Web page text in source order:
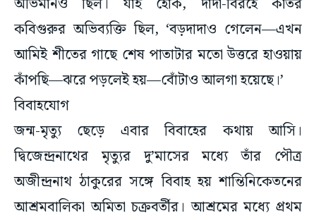
কবিগুরুর অভিব্যক্তি ছিল, ‘বড়দাদাও গেলেন—এখন
আমিই শীতের গাছে শেষ পাতাটার মতো উত্তরে হাওয়ায়
কাঁপছি—ঝরে পড়লেই হয়—বোঁটাও আলগা হয়েছে।’
বিবাহযোগ
জন্ম-মৃত্যু ছেড়ে এবার বিবাহের কথায় আসি।
দ্বিজেন্দ্রনাথের মৃত্যুর দু’মাসের মধ্যে তাঁর পৌত্র
অজীন্দ্রনাথ ঠাকুরের সঙ্গে বিবাহ হয় শান্তিনিকেতনের
আশ্রমবালিকা অমিতা চক্রবর্তীর। আশ্রমের মধ্যে প্রথম